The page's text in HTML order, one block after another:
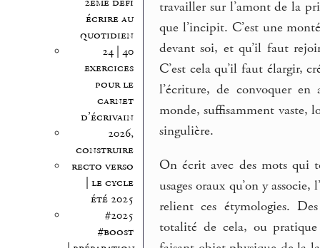
écrire au
quotidien
24 | 40
exercices
pour le
carnet
d’écrivain
2026,
construire
recto verso
| le cycle
été 2025
#2025
#boost
travailler sur l’amont de la
que l’incipit. C’est une
devant soi, et qu’il faut
C’est cela qu’il faut élargir,
l’écriture, de convoquer en
monde, suffisamment vaste,
singulière.
On écrit avec des mots qui
usages oraux qu’on y
relient ces étymologies.
totalité de cela, ou